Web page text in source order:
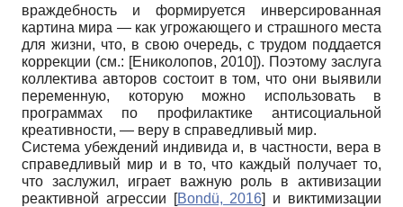
враждебность и формируется инверсированная
картина мира — как угрожающего и страшного места
для жизни, что, в свою очередь, с трудом поддается
коррекции (см.: [Ениколопов, 2010]). Поэтому заслуга
коллектива авторов состоит в том, что они выявили
переменную, которую можно использовать в
программах по профилактике антисоциальной
креативности, — веру в справедливый мир.
Система убеждений индивида и, в частности, вера в
справедливый мир и в то, что каждый получает то,
что заслужил, играет важную роль в активизации
реактивной агрессии
[Bondü, 2016]
и виктимизации